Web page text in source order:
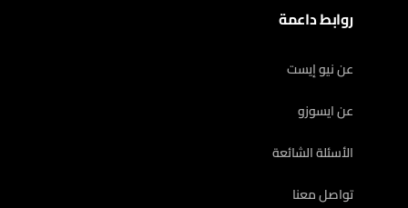
روابط داعمة
عن نيو إيست
عن ايسوزو
الأسئلة الشائعة
تواصل معنا